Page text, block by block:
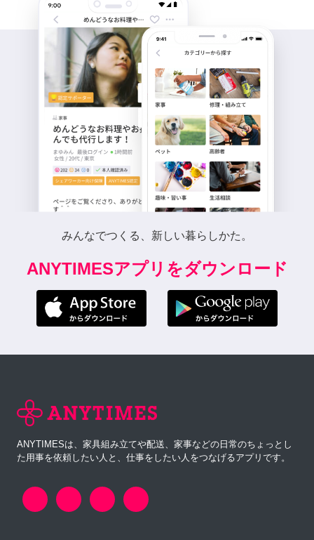
みんなでつくる、新しい暮らしかた。
ANYTIMESアプリをダウンロード
ANYTIMESは、家具組み立てや配送、家事などの日常のちょっとし
た用事を依頼したい人と、仕事をしたい人をつなげるアプリです。